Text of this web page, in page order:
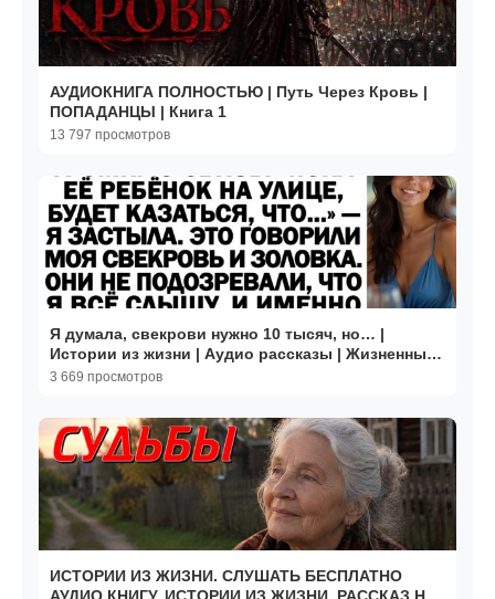
АУДИОКНИГА ПОЛНОСТЬЮ | Путь Через Кровь |
ПОПАДАНЦЫ | Книга 1
13 797 просмотров
Я думала, свекрови нужно 10 тысяч, но… |
Истории из жизни | Аудио рассказы | Жизненные
истории
3 669 просмотров
ИСТОРИИ ИЗ ЖИЗНИ. СЛУШАТЬ БЕСПЛАТНО